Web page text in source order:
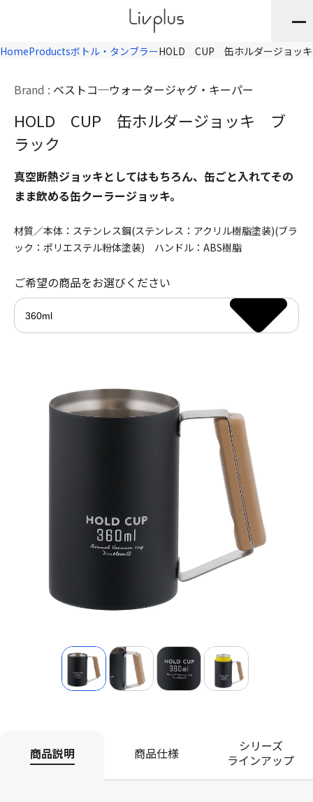
HomeProductsボトル・タンブラーHOLD CUP 缶ホルダージョッ
Brand : ベストコ ウォータージャグ・キーパー
HOLD CUP 缶ホルダージョッキ ブ
ラック
真空断熱ジョッキとしてはもちろん、缶ごと入れてその
まま飲める缶クーラージョッキ。
材質／本体：ステンレス鋼(ステンレス：アクリル樹脂塗装)(ブラ
ック：ポリエステル粉体塗装) ハンドル：ABS樹脂
ご希望の商品をお選びください
商品説明 商品仕様
シリーズ
ラインアップ